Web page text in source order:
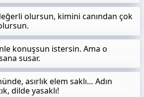
olursun, kimini canından çok
konuşsun istersin. Ama o
susar.
asırlık elem saklı… Adın
dilde yasaklı!